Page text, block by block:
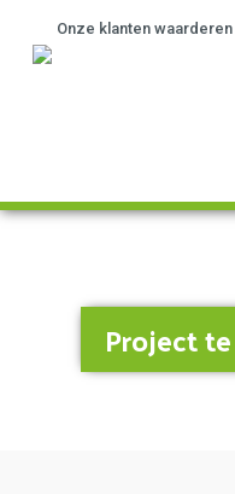
Onze klanten
Project